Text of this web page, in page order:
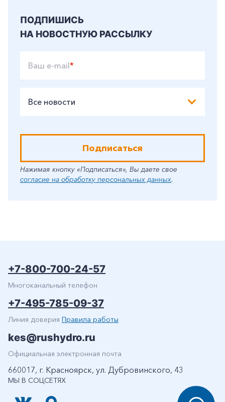
ПОДПИШИСЬ
НА НОВОСТНУЮ РАССЫЛКУ
Ваш e-mail*
Все новости
Подписаться
Нажимая кнопку «Подписаться», Вы даете свое
согласие на обработку персональных данных.
МЫ В СОЦСЕТЯХ
+7-800-700-24-57
Многоканальный телефон
+7-495-785-09-37
Линия доверия Правила работы
kes@rushydro.ru
Официальная электронная почта
660017, г. Красноярск, ул. Дубровинского, 43